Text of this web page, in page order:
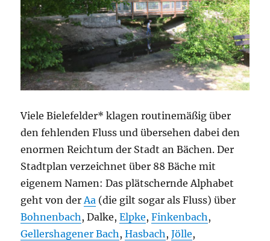
Viele Bielefelder* klagen routinemäßig über
den fehlenden Fluss und übersehen dabei den
enormen Reichtum der Stadt an Bächen. Der
Stadtplan verzeichnet über 88 Bäche mit
eigenem Namen: Das plätschernde Alphabet
geht von derAa (die gilt sogar als Fluss) über
Bohnenbach, Dalke,Elpke,Finkenbach,
Gellershagener Bach,Hasbach,Jölle,